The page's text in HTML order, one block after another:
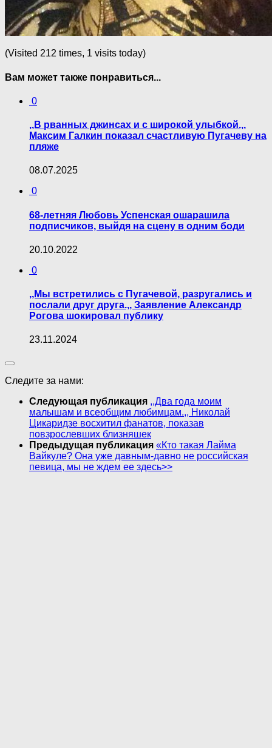
(Visited 212 times, 1 visits today)
Вам может также понравиться...
0
,,В рванных джинсах и с широкой улыбкой.,,
Максим Галкин показал счастливую Пугачеву на
пляже
08.07.2025
0
68-летняя Любовь Успенская ошарашила
подписчиков, выйдя на сцену в одним боди
20.10.2022
0
,,Мы встретились с Пугачевой, разругались и
послали друг друга.,, Заявление Александр
Рогова шокировал публику
23.11.2024
Следите за нами:
Следующая публикация ,,Два года моим
малышам и всеобщим любимцам.,, Николай
Цикаридзе восхитил фанатов, показав
повзрослевших близняшек
Предыдущая публикация «Кто такая Лайма
Вайкуле? Она уже давным-давно не российская
певица, мы не ждем ее здесь>>